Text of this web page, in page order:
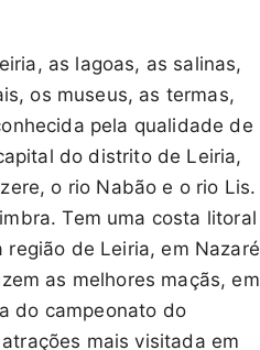
as lagoas, as salinas,
os museus, as termas,
pela qualidade de
do distrito de Leiria,
o rio Nabão e o rio Lis.
Tem uma costa litoral
de Leiria, em Nazaré
as melhores maçãs, em
do campeonato do
mais visitada em